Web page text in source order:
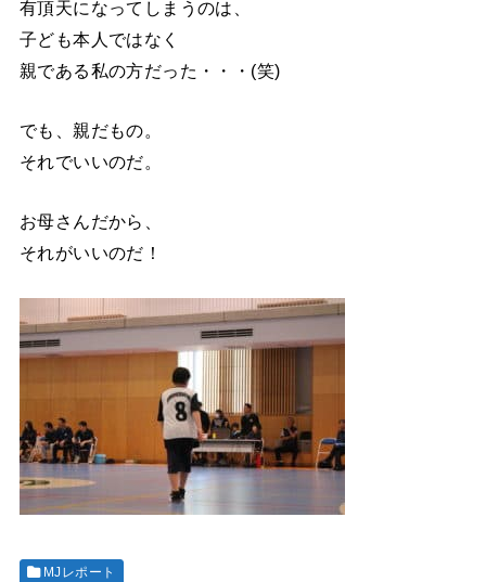
有頂天になってしまうのは、
子ども本人ではなく
親である私の方だった・・・(笑)
でも、親だもの。
それでいいのだ。
お母さんだから、
それがいいのだ！
MJレポート